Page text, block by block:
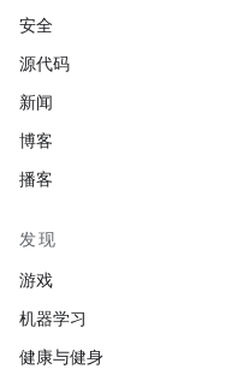
安全
源代码
新闻
博客
播客
发现
游戏
机器学习
健康与健身